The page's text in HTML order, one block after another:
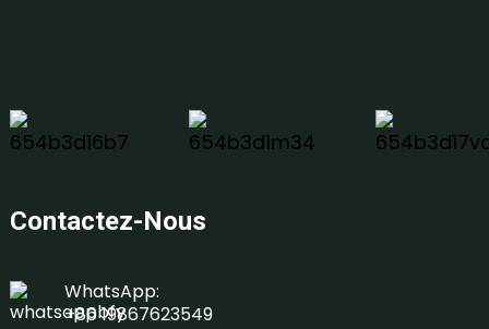
Contactez-Nous
WhatsApp:
+86 19867623549